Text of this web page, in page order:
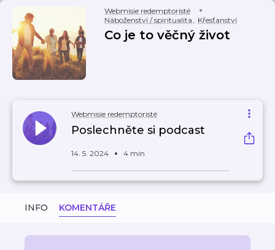
Webmisie redemptoristé
Náboženství / spiritualita, Křesťanství
Co je to věčný život
Webmisie redemptoristé
Poslechněte si podcast
14. 5. 2024 4 min
INFO KOMENTÁŘE